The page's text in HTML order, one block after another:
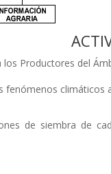
Productores del
climáticos
de siembra de